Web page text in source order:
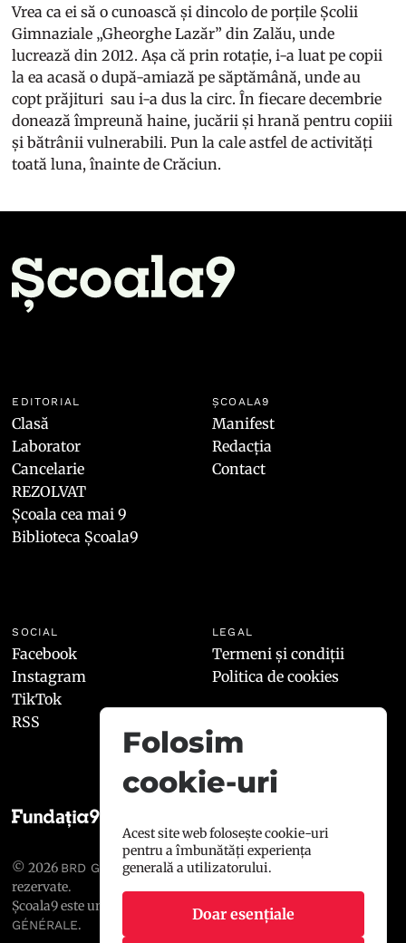
Vrea ca ei să o cunoască și dincolo de porțile Școlii
Gimnaziale „Gheorghe Lazăr” din Zalău, unde
lucrează din 2012. Așa că prin rotație, i-a luat pe copii
la ea acasă o după-amiază pe săptămână, unde au
copt prăjituri sau i-a dus la circ. În fiecare decembrie
donează împreună haine, jucării și hrană pentru copiii
și bătrânii vulnerabili. Pun la cale astfel de activități
toată luna, înainte de Crăciun.
EDITORIAL
Clasă
Laborator
Cancelarie
REZOLVAT
Școala cea mai 9
Biblioteca Școala9
ȘCOALA9
Manifest
Redacția
Contact
SOCIAL
Facebook
Instagram
TikTok
RSS
LEGAL
Termeni și condiții
Politica de cookies
© 2026 BRD GROUPE SOCIÉTÉ GÉNÉRALE
rezervate.
Școala9 este un proiect susținut de
BRD GROUPE SOCIÉTÉ
GÉNÉRALE.
Folosim
cookie-uri
Acest site web folosește cookie-uri
pentru a îmbunătăți experiența
generală a utilizatorului.
Doar esențiale